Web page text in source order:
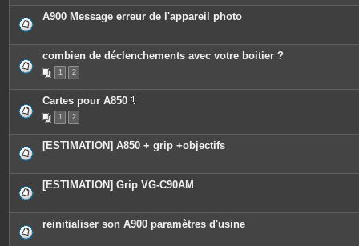
A900 Message erreur de l'appareil photo
combien de déclenchements avec votre boitier ?
1 2
Cartes pour A850
c
e
o
i
e
s
1 2
[ESTIMATION] A850 + grip +objectifs
[ESTIMATION] Grip VG-C90AM
reinitialiser son A900 paramètres d'usine